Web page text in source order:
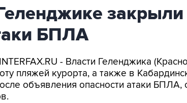
закрыли
БПЛА
- Власти Геленджика
пляжей курорта, а также в
объявления опасности атаки